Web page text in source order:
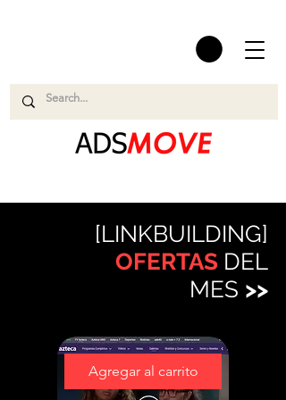
[LINKBUILDING]
OFERTAS DEL
MES >>
Agregar al carrito